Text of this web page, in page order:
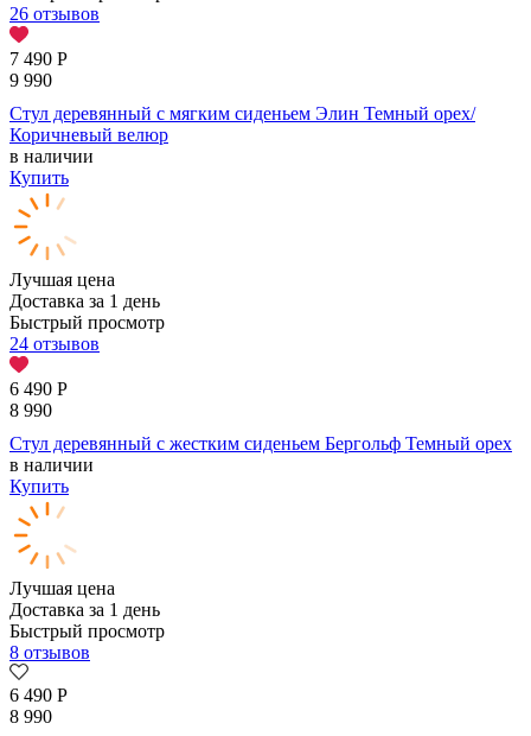
26 отзывов
7 490 Р
9 990
Стул деревянный с мягким сиденьем Элин Темный орех/
Коричневый велюр
в наличии
Купить
Лучшая цена
Доставка за 1 день
Быстрый просмотр
24 отзывов
6 490 Р
8 990
Стул деревянный с жестким сиденьем Бергольф Темный орех
в наличии
Купить
Лучшая цена
Доставка за 1 день
Быстрый просмотр
8 отзывов
6 490 Р
8 990